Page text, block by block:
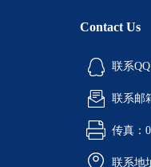
Contact Us
联系
联系邮
传真：
联系地